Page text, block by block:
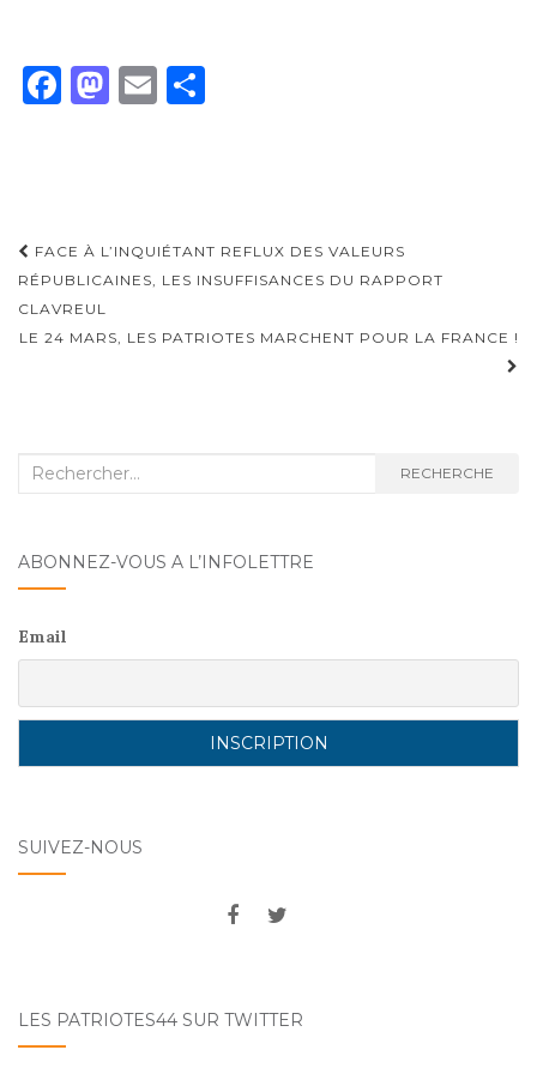
F
b
o
o
k
M
o
n
E
er
Navigation
d'article
FACE À L’INQUIÉTANT REFLUX DES VALEURS
RÉPUBLICAINES, LES INSUFFISANCES DU RAPPORT
CLAVREUL
LE 24 MARS, LES PATRIOTES MARCHENT POUR LA FRANCE !
Recherche
RECHERCHE
ABONNEZ-VOUS A L’INFOLETTRE
Email
SUIVEZ-NOUS
LES PATRIOTES44 SUR TWITTER